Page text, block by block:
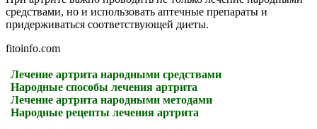
средствами, но и использовать аптечные препараты и
придерживаться соответствующей диеты.
fitoinfo.com
Лечение артрита народными средствами
Народные способы лечения артрита
Лечение артрита народными методами
Народные рецепты лечения артрита